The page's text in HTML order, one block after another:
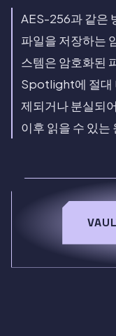
AES-256과 같은
파일을 저장하는
스템은 암호화된
Spotlight에 절대
제되거나 분실되
이후 읽을 수 있는